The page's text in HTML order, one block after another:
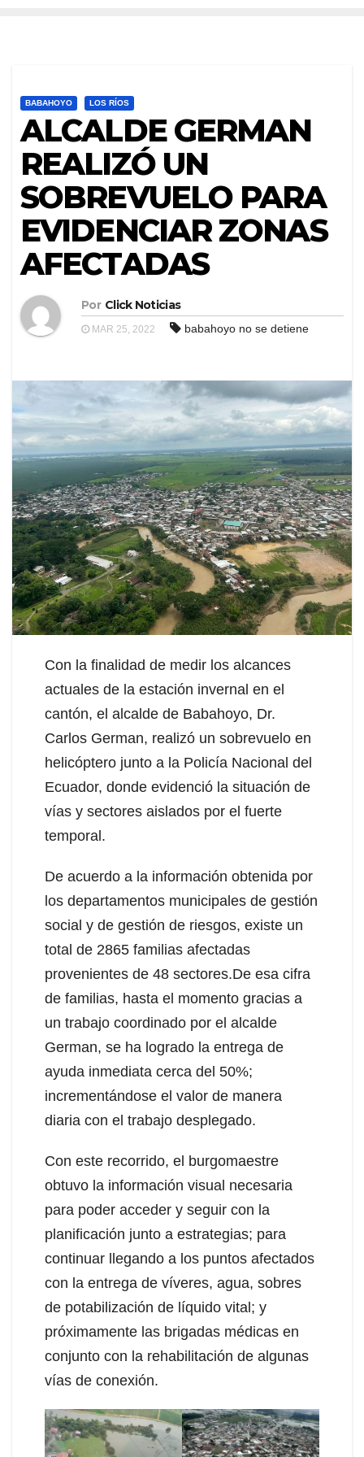
BABAHOYO LOS RÍOS
ALCALDE GERMAN
REALIZÓ UN
SOBREVUELO PARA
EVIDENCIAR ZONAS
AFECTADAS
Por Click Noticias
MAR 25, 2022 babahoyo no se detiene
Con la finalidad de medir los alcances
actuales de la estación invernal en el
cantón, el alcalde de Babahoyo, Dr.
Carlos German, realizó un sobrevuelo en
helicóptero junto a la Policía Nacional del
Ecuador, donde evidenció la situación de
vías y sectores aislados por el fuerte
temporal.
De acuerdo a la información obtenida por
los departamentos municipales de gestión
social y de gestión de riesgos, existe un
total de 2865 familias afectadas
provenientes de 48 sectores.De esa cifra
de familias, hasta el momento gracias a
un trabajo coordinado por el alcalde
German, se ha logrado la entrega de
ayuda inmediata cerca del 50%;
incrementándose el valor de manera
diaria con el trabajo desplegado.
Con este recorrido, el burgomaestre
obtuvo la información visual necesaria
para poder acceder y seguir con la
planificación junto a estrategias; para
continuar llegando a los puntos afectados
con la entrega de víveres, agua, sobres
de potabilización de líquido vital; y
próximamente las brigadas médicas en
conjunto con la rehabilitación de algunas
vías de conexión.